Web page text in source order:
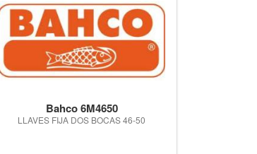
Bahco 6M4650
LLAVES FIJA DOS BOCAS 46-50